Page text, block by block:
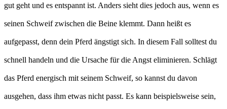
gut geht und es entspannt ist. Anders sieht dies jedoch aus, wenn es
seinen Schweif zwischen die Beine klemmt. Dann heißt es
aufgepasst, denn dein Pferd ängstigt sich. In diesem Fall solltest du
schnell handeln und die Ursache für die Angst eliminieren. Schlägt
das Pferd energisch mit seinem Schweif, so kannst du davon
ausgehen, dass ihm etwas nicht passt. Es kann beispielsweise sein,